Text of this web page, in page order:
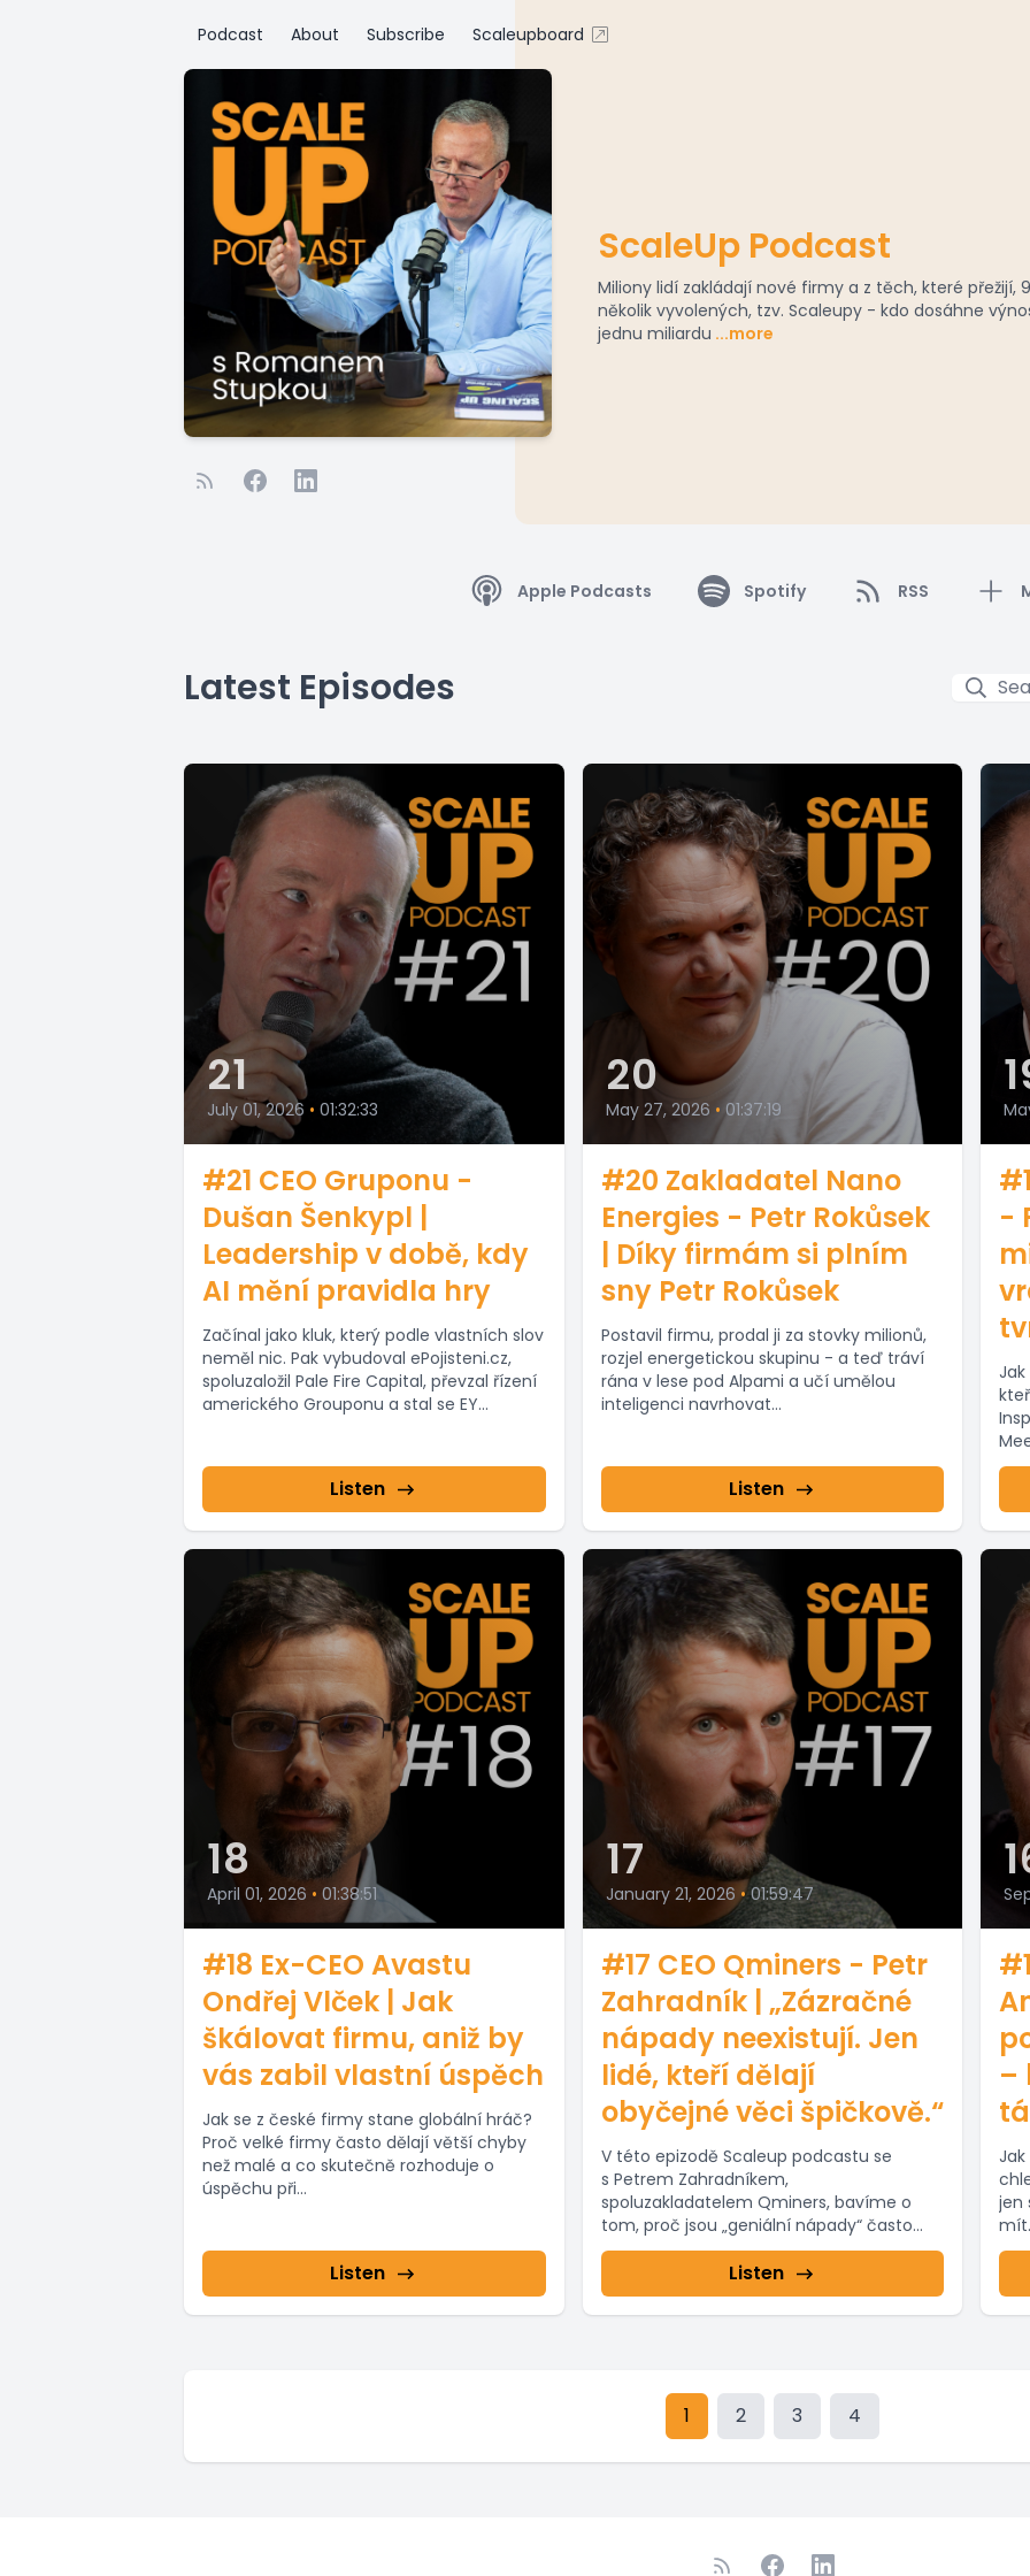
Podcast About Subscribe Scaleupboard
ScaleUp Podcast
Miliony lidí zakládají nové firmy a z těch, které přežijí,
několik vyvolených, tzv. Scaleupy - kdo dosáhne
jednu miliardu ...more
Apple Podcasts Spotify RSS
Latest Episodes
21
July 01, 2026 • 01:32:33
#21 CEO Gruponu -
Dušan Šenkypl |
Leadership v době, kdy
AI mění pravidla hry
Začínal jako kluk, který podle vlastních slov
neměl nic. Pak vybudoval ePojisteni.cz,
spoluzaložil Pale Fire Capital, převzal řízení
amerického Grouponu a stal se EY...
Listen
20
May 27, 2026 • 01:37:19
#20 Zakladatel Nano
Energies - Petr Rokůsek
| Díky firmám si plním
sny Petr Rokůsek
Postavil firmu, prodal ji za stovky milionů,
rozjel energetickou skupinu - a teď tráví
rána v lese pod Alpami a učí umělou
inteligenci navrhovat...
Listen
-
18
April 01, 2026 • 01:38:51
#18 Ex-CEO Avastu
Ondřej Vlček | Jak
škálovat firmu, aniž by
vás zabil vlastní úspěch
Jak se z české firmy stane globální hráč?
Proč velké firmy často dělají větší chyby
než malé a co skutečně rozhoduje o
úspěchu při...
Listen
17
January 21, 2026 • 01:59:47
#17 CEO Qminers - Petr
Zahradník | „Zázračné
nápady neexistují. Jen
lidé, kteří dělají
obyčejné věci špičkově.“
V této epizodě Scaleup podcastu se
s Petrem Zahradníkem,
spoluzakladatelem Qminers, bavíme o
tom, proč jsou „geniální nápady“ často
přeceňované a jakou roli hraje...
Listen
–
jen
1 2 3 4